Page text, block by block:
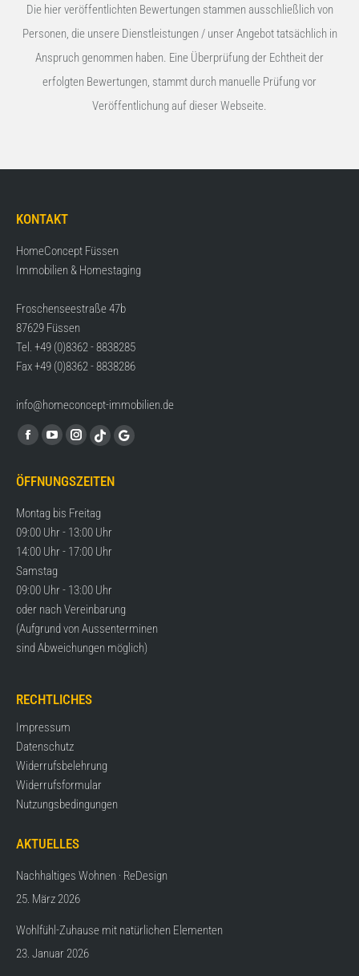
Die hier veröffentlichten Bewertungen stammen ausschließlich von
Personen, die unsere Dienstleistungen / unser Angebot tatsächlich in
Anspruch genommen haben. Eine Überprüfung der Echtheit der
erfolgten Bewertungen, stammt durch manuelle Prüfung vor
Veröffentlichung auf dieser Webseite.
KONTAKT
HomeConcept Füssen
Immobilien & Homestaging
Froschenseestraße 47b
87629 Füssen
Tel. +49 (0)8362 - 8838285
Fax +49 (0)8362 - 8838286
info@homeconcept-immobilien.de
Find us on:
Facebook
opens
new
window
YouTube
opens
in
new
window
Instagram
opens
new
window
TikTok
opens
in
new
window
Google
ÖFFNUNGSZEITEN
Montag bis Freitag
09:00 Uhr - 13:00 Uhr
14:00 Uhr - 17:00 Uhr
Samstag
09:00 Uhr - 13:00 Uhr
oder nach Vereinbarung
(Aufgrund von Aussenterminen
sind Abweichungen möglich)
RECHTLICHES
Impressum
Datenschutz
Widerrufsbelehrung
Widerrufsformular
Nutzungsbedingungen
AKTUELLES
Nachhaltiges Wohnen · ReDesign
25. März 2026
Wohlfühl-Zuhause mit natürlichen Elementen
23. Januar 2026